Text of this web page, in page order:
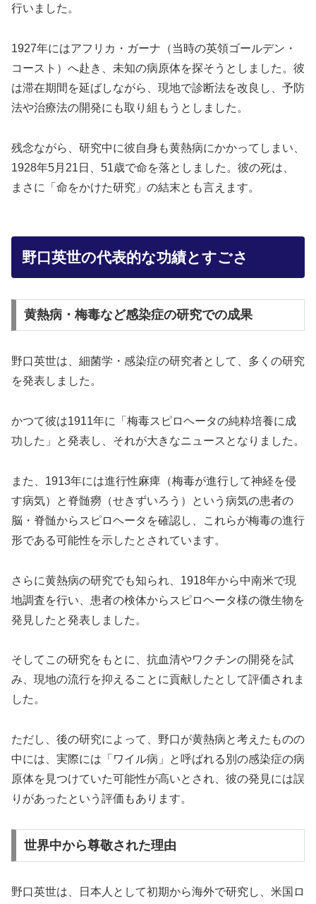
行いました。
1927年にはアフリカ・ガーナ（当時の英領ゴールデン・
コースト）へ赴き、未知の病原体を探そうとしました。彼
は滞在期間を延ばしながら、現地で診断法を改良し、予防
法や治療法の開発にも取り組もうとしました。
残念ながら、研究中に彼自身も黄熱病にかかってしまい、
1928年5月21日、51歳で命を落としました。彼の死は、
まさに「命をかけた研究」の結末とも言えます。
野口英世の代表的な功績とすごさ
黄熱病・梅毒など感染症の研究での成果
野口英世は、細菌学・感染症の研究者として、多くの研究
を発表しました。
かつて彼は1911年に「梅毒スピロヘータの純粋培養に成
功した」と発表し、それが大きなニュースとなりました。
また、1913年には進行性麻痺（梅毒が進行して神経を侵
す病気）と脊髄癆（せきずいろう）という病気の患者の
脳・脊髄からスピロヘータを確認し、これらが梅毒の進行
形である可能性を示したとされています。
さらに黄熱病の研究でも知られ、1918年から中南米で現
地調査を行い、患者の検体からスピロヘータ様の微生物を
発見したと発表しました。
そしてこの研究をもとに、抗血清やワクチンの開発を試
み、現地の流行を抑えることに貢献したとして評価されま
した。
ただし、後の研究によって、野口が黄熱病と考えたものの
中には、実際には「ワイル病」と呼ばれる別の感染症の病
原体を見つけていた可能性が高いとされ、彼の発見には誤
りがあったという評価もあります。
世界中から尊敬された理由
野口英世は、日本人として初期から海外で研究し、米国ロ